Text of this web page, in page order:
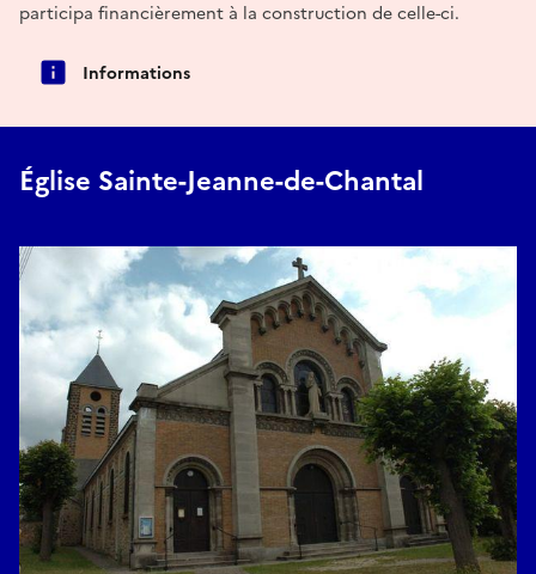
participa financièrement à la construction de celle-ci.
Informations
Église Sainte-Jeanne-de-Chantal